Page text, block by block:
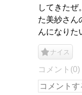
してきたぜ
た美紗さん
んになりた
ナイス
コメント(0)